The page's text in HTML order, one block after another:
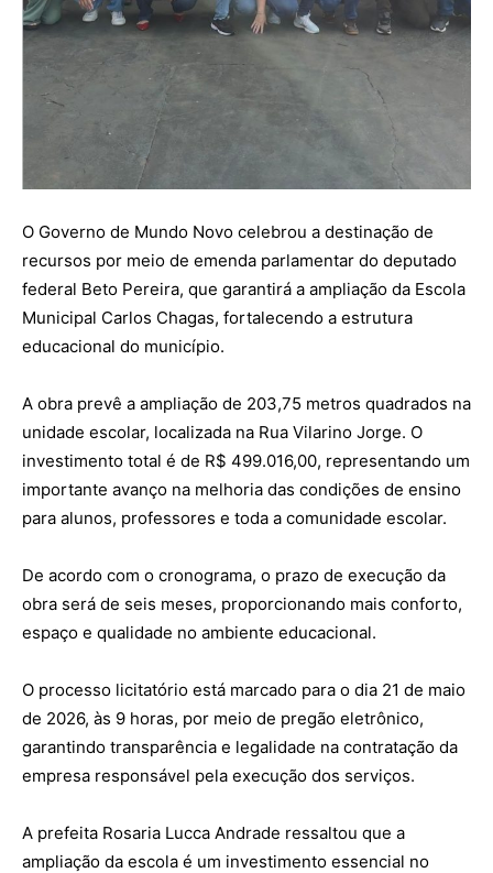
O Governo de Mundo Novo celebrou a destinação de
recursos por meio de emenda parlamentar do deputado
federal Beto Pereira, que garantirá a ampliação da Escola
Municipal Carlos Chagas, fortalecendo a estrutura
educacional do município.
A obra prevê a ampliação de 203,75 metros quadrados na
unidade escolar, localizada na Rua Vilarino Jorge. O
investimento total é de R$ 499.016,00, representando um
importante avanço na melhoria das condições de ensino
para alunos, professores e toda a comunidade escolar.
De acordo com o cronograma, o prazo de execução da
obra será de seis meses, proporcionando mais conforto,
espaço e qualidade no ambiente educacional.
O processo licitatório está marcado para o dia 21 de maio
de 2026, às 9 horas, por meio de pregão eletrônico,
garantindo transparência e legalidade na contratação da
empresa responsável pela execução dos serviços.
A prefeita Rosaria Lucca Andrade ressaltou que a
ampliação da escola é um investimento essencial no